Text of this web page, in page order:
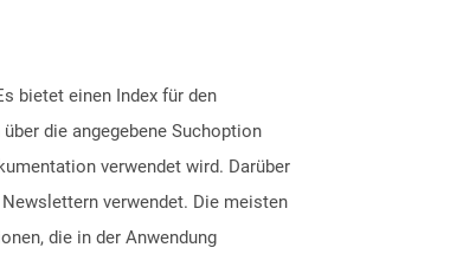
bietet einen Index für den
die angegebene Suchoption
verwendet wird. Darüber
verwendet. Die meisten
die in der Anwendung